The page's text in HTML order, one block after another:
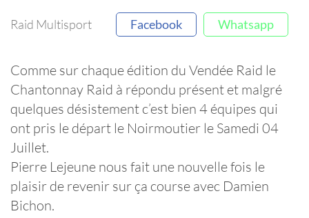
Raid Multisport Facebook Whatsapp
Comme sur chaque édition du Vendée Raid le
Chantonnay Raid à répondu présent et malgré
quelques désistement c’est bien 4 équipes qui
ont pris le départ le Noirmoutier le Samedi 04
Juillet.
Pierre Lejeune nous fait une nouvelle fois le
plaisir de revenir sur ça course avec Damien
Bichon.